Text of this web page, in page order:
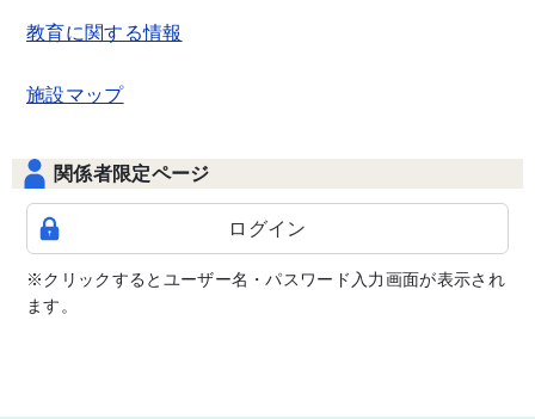
教育に関する情報
施設マップ
関係者限定ページ
ログイン
※クリックするとユーザー名・パスワード入力画面が表示され
ます。